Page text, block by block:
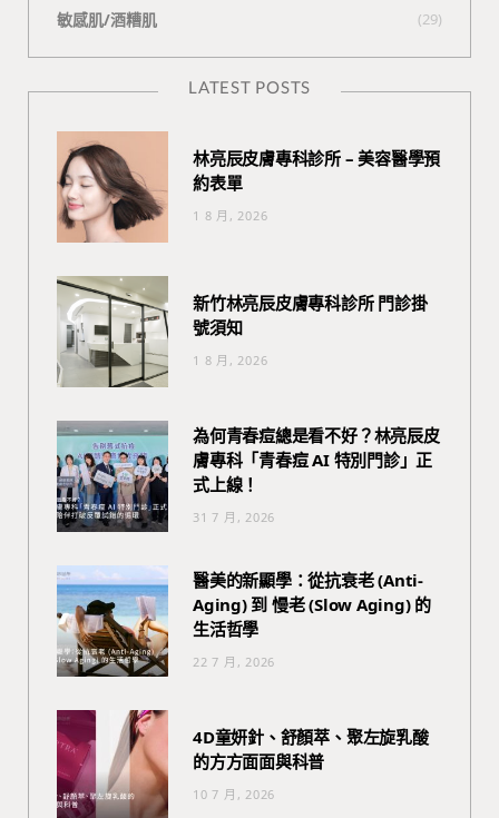
敏感肌/酒糟肌 (29)
LATEST POSTS
林亮辰皮膚專科診所 – 美容醫學預
約表單
1 8 月, 2026
新竹林亮辰皮膚專科診所 門診掛
號須知
1 8 月, 2026
為何青春痘總是看不好？林亮辰皮
膚專科「青春痘 AI 特別門診」正
式上線！
31 7 月, 2026
醫美的新顯學：從抗衰老 (Anti-
Aging) 到 慢老 (Slow Aging) 的
生活哲學
22 7 月, 2026
4D童妍針、舒顏萃、聚左旋乳酸
的方方面面與科普
10 7 月, 2026